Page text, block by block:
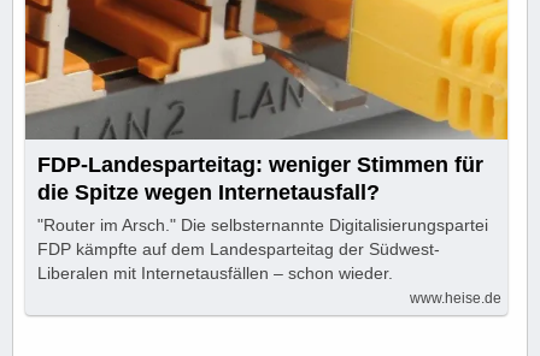
FDP-Landesparteitag: weniger Stimmen für
die Spitze wegen Internetausfall?
"Router im Arsch." Die selbsternannte Digitalisierungspartei
FDP kämpfte auf dem Landesparteitag der Südwest-
Liberalen mit Internetausfällen – schon wieder.
www.heise.de